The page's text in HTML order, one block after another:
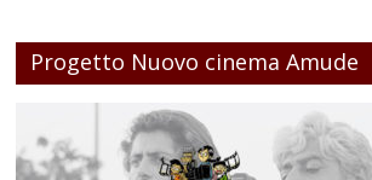
Progetto Nuovo cinema Amude